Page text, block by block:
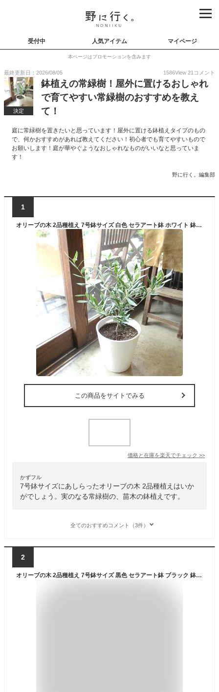
受付中 人気アイテム マイページ
本ページはプロモーションを含みます
最終更新日：2026/08/05 1586View 21 コメント
決定
鉢植えの常緑樹！屋外に置けるおしゃれ
で育てやすい常緑樹のおすすめを教え
て！
庭に常緑樹を置きたいと思っています！屋外に置ける鉢植えタイプのもの
で、何かおすすめがあれば教えてください！初心者でも育てやすいもので
お願いします！庭が華やぐようなおしゃれなものがいいなと思っていま
す！
野に行く。編集部
1
オリーブの木 2品種植え 7号鉢サイズ 白色 セラアート鉢 ホワイト 鉢植え 苗木 送料無料 薫る花 庭木 シンボルツリー 常緑樹 中型 小型
この商品をサイトでみる
価格と在庫を楽天でチェック >>
かずフル
7号鉢サイズにあしらったオリーブの木 2品種植えはいか
がでしょう。実のなる常緑樹の、苗木の鉢植えです。
全てのおすすめコメント（3件）
2
オリーブの木 2品種植え 7号鉢サイズ 黒色 セラアート鉢 ブラック 鉢植え 苗木 送料無料 薫る花 庭木 シンボルツリー 常緑樹 中型 小型